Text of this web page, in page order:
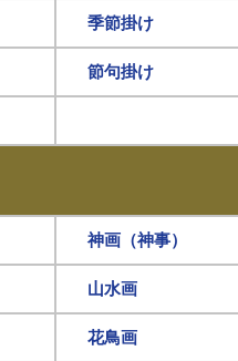
季節掛け
節句掛け
神画（神事）
山水画
花鳥画